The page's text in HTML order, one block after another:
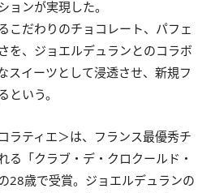
ョンが実現した。
こだわりのチョコレート、パフェ
を、ジョエルデュランとのコラボ
スイーツとして浸透させ、新規フ
という。
ラティエ＞は、フランス最優秀チ
る「クラブ・デ・クロクールド・
28歳で受賞。ジョエルデュランの